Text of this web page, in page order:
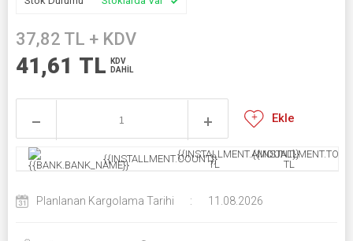
37,82 TL + KDV
41,61 TL
KDV
DAHİL
Ekle
{{INSTALLMENT.COUNT}}{{INSTALLMENT.AMOUNT}}
TL
TL
Planlanan Kargolama Tarihi : 11.08.2026